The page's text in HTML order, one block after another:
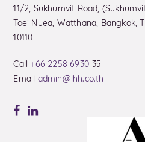
11/2, Sukhumvit Road,
Toei Nuea, Watthana, Bangkok,
10110
Call+66 2258 6930-35
Email admin@lhh.co.th